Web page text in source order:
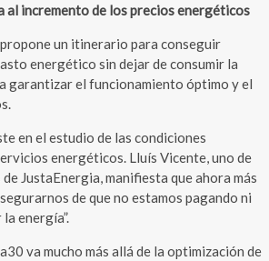
al incremento de los precios energéticos
un itinerario para conseguir
energético sin dejar de consumir la
garantizar el funcionamiento óptimo y el
en el estudio de las condiciones
energéticos. Lluís Vicente, uno de
JustaEnergia, manifiesta que ahora más
de que no estamos pagando ni
energía”.
va mucho más allá de la optimización de